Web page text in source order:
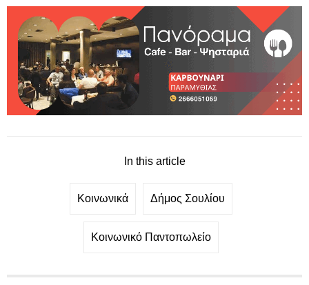
In this article
Κοινωνικά Δήμος Σουλίου
Κοινωνικό Παντοπωλείο